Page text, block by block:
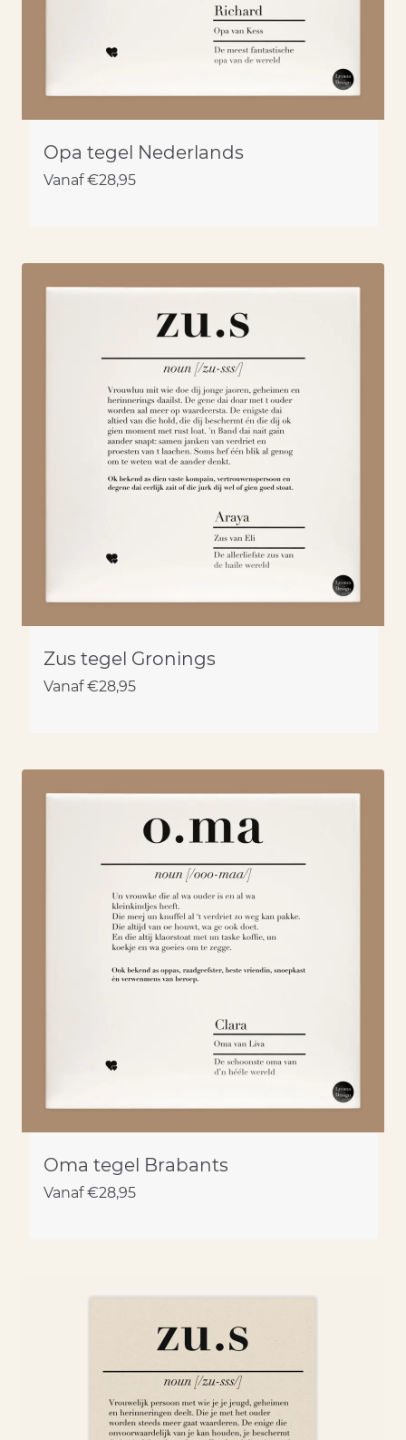
Opa tegel Nederlands
Vanaf €28,95
Zus tegel Gronings
Vanaf €28,95
Oma tegel Brabants
Vanaf €28,95